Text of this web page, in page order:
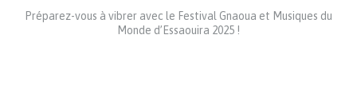
Préparez-vous à vibrer avec le Festival Gnaoua et Musiques du
Monde d’Essaouira 2025 !